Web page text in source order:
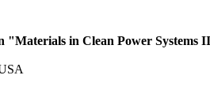
"Materials in Clean Power Systems